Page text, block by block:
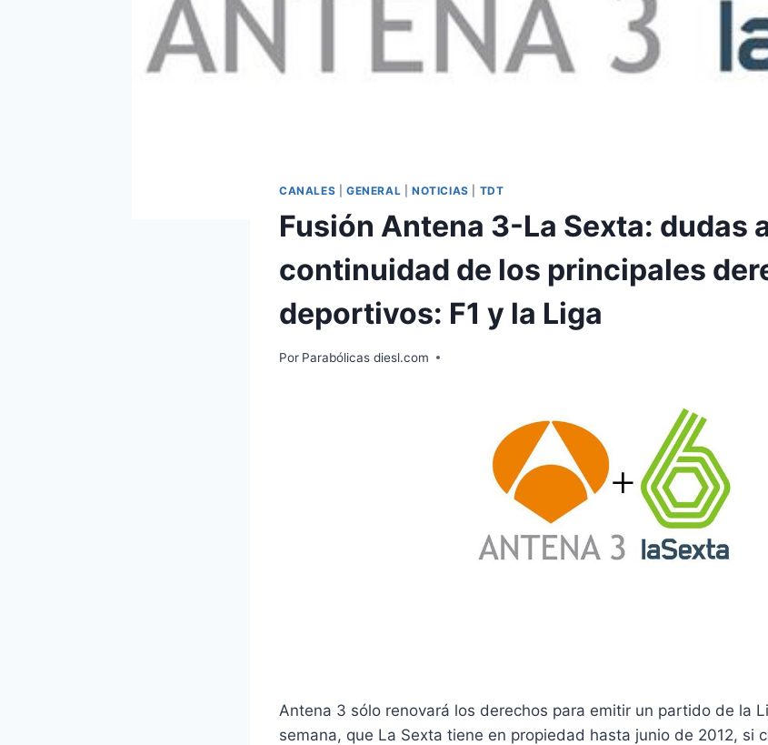
CANALES GENERAL NOTICIAS TDT
Fusión Antena 3-La Sexta: dudas
continuidad de los principales
deportivos: F1 y la Liga
Por Parabólicas diesl.com
Antena 3 sólo renovará los derechos para emitir un partido de la
semana, que La Sexta tiene en propiedad hasta junio de 2012, si